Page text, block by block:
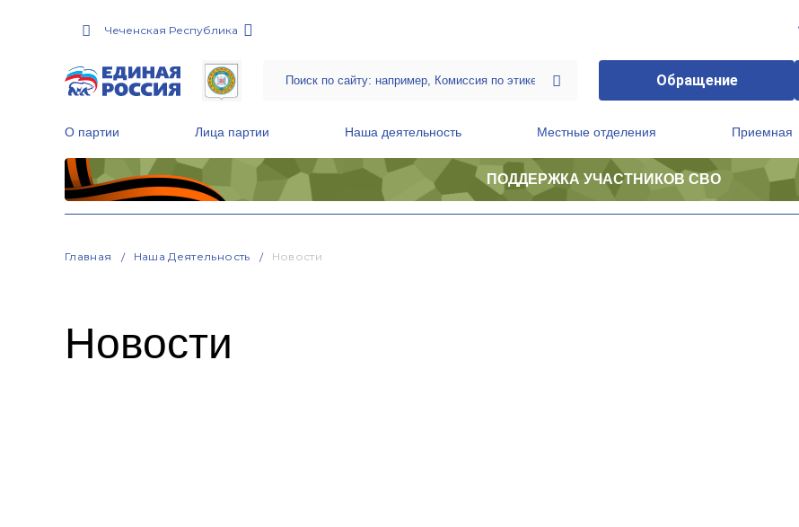
Чеченская Республика
Обращение
О партии Лица партии Наша деятельность Местные отделения Приемная
ПОДДЕРЖКА УЧАСТНИКОВ СВО
Главная Наша Деятельность Новости
Новости